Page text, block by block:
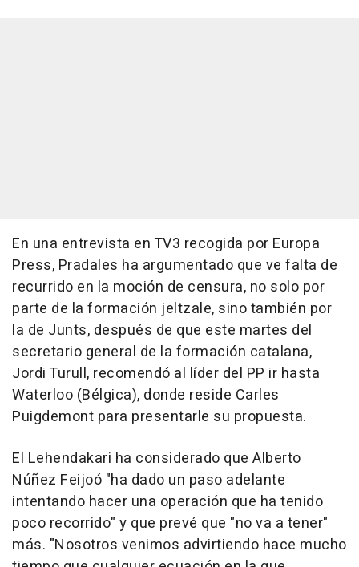
En una entrevista en TV3 recogida por Europa
Press, Pradales ha argumentado que ve falta de
recurrido en la moción de censura, no solo por
parte de la formación jeltzale, sino también por
la de Junts, después de que este martes del
secretario general de la formación catalana,
Jordi Turull, recomendó al líder del PP ir hasta
Waterloo (Bélgica), donde reside Carles
Puigdemont para presentarle su propuesta.
El Lehendakari ha considerado que Alberto
Núñez Feijoó "ha dado un paso adelante
intentando hacer una operación que ha tenido
poco recorrido" y que prevé que "no va a tener"
más. "Nosotros venimos advirtiendo hace mucho